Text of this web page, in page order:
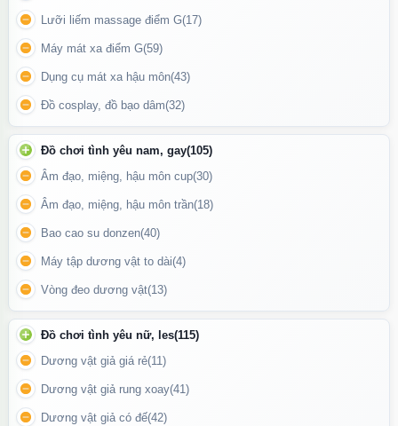
Dương vật giả có nhánh tai thỏ JIUAI rất thích hợp giúp cho cặp
đôi muốn làm mới trải nghiệm yêu một cách tinh tế và riêng tư.
🌊 Nhiều Chế Độ Rung Mạnh Mẽ
Trang bị đa dạng chế độ rung với nhịp điệu khác nhau.
Lưỡi liếm massage điểm G(17)
Máy mát xa điểm G(59)
Dụng cụ mát xa hậu môn(43)
Đồ cosplay, đồ bạo dâm(32)
Đồ chơi tình yêu nam, gay(105)
Âm đạo, miệng, hậu môn cup(30)
Âm đạo, miệng, hậu môn trần(18)
Bao cao su donzen(40)
Máy tập dương vật to dài(4)
Vòng đeo dương vật(13)
Đồ chơi tình yêu nữ, les(115)
Dương vật giả giá rẻ(11)
Dương vật giả rung xoay(41)
Dương vật giả có đế(42)